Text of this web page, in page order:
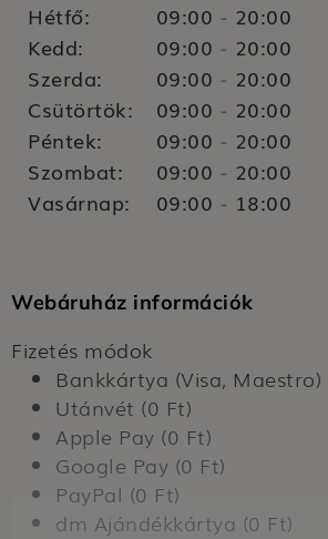
Hétfő: 09:00 - 20:00
Kedd:
09:00 - 20:00
Szerda:
09:00 - 20:00
Csütörtök:
09:00 - 20:00
Péntek:
09:00 - 20:00
Szombat:
09:00 - 20:00
Vasárnap:
09:00 - 18:00
Webáruház információk
Fizetés módok
Bankkártya (Visa, Maestro)
Utánvét (0 Ft)
Apple Pay (0 Ft)
Google Pay (0 Ft)
PayPal (0 Ft)
dm Ajándékkártya (0 Ft)